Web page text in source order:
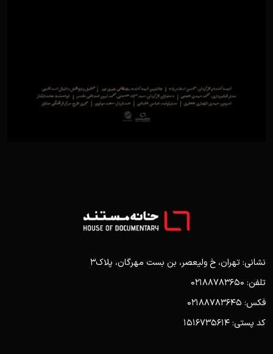
نشانی: تهران، خ ولیعصر، بن بست مهرگان، پلاک3
تلفن: 02188783650
فکس: 02188783645
کد پستی: 1516735614